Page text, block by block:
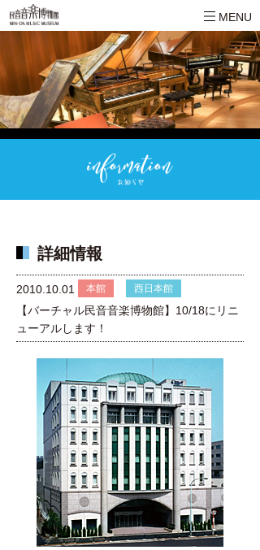
MENU
詳細情報
2010.10.01 本館 西日本館
【バーチャル民音音楽博物館】10/18にリニ
ューアルします！